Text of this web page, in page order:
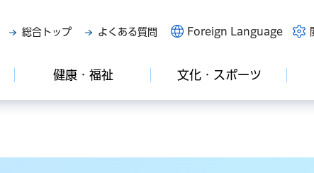
総合トップ よくある質問 Foreign Language
健康・福祉 文化・スポーツ